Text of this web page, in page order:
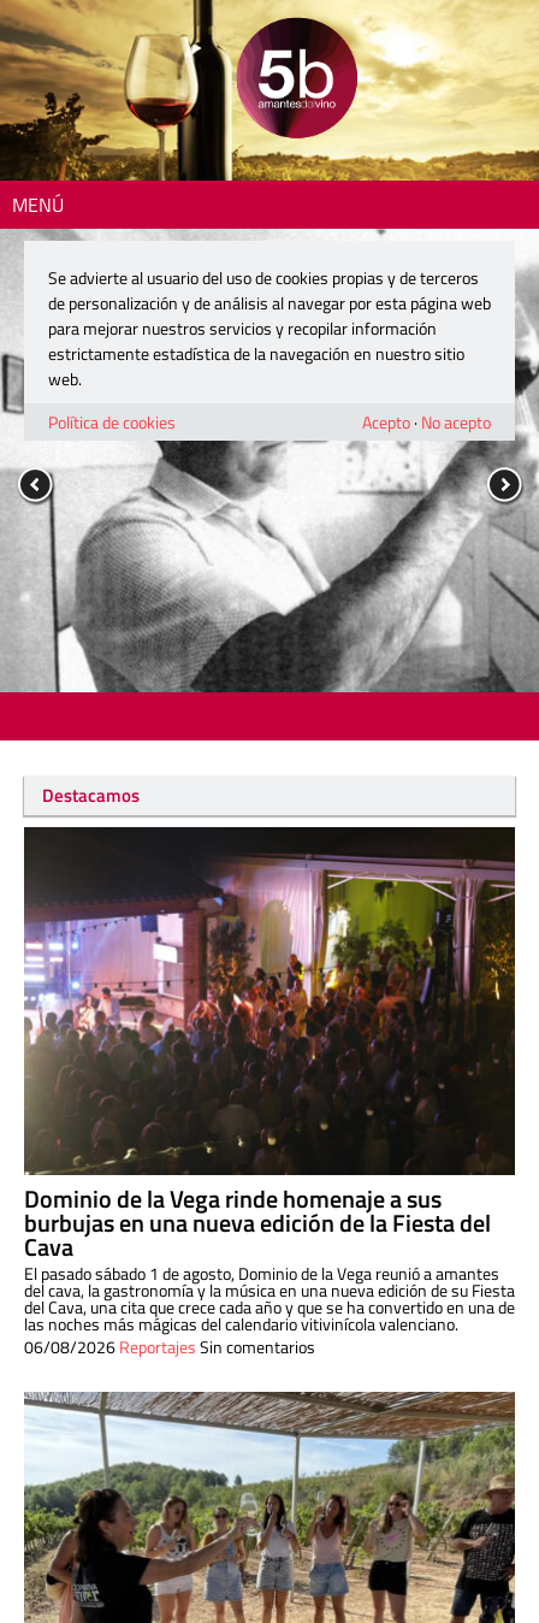
MENÚ
Destacamos
Dominio de la Vega rinde homenaje a sus
burbujas en una nueva edición de la Fiesta del
Cava
El pasado sábado 1 de agosto, Dominio de la Vega reunió a amantes
del cava, la gastronomía y la música en una nueva edición de su Fiesta
del Cava, una cita que crece cada año y que se ha convertido en una de
las noches más mágicas del calendario vitivinícola valenciano.
06/08/2026ReportajesSin comentarios
Se advierte al usuario del uso de cookies propias y de terceros
de personalización y de análisis al navegar por esta página web
para mejorar nuestros servicios y recopilar información
estrictamente estadística de la navegación en nuestro sitio
web.
Política de cookies
Acepto· No acepto